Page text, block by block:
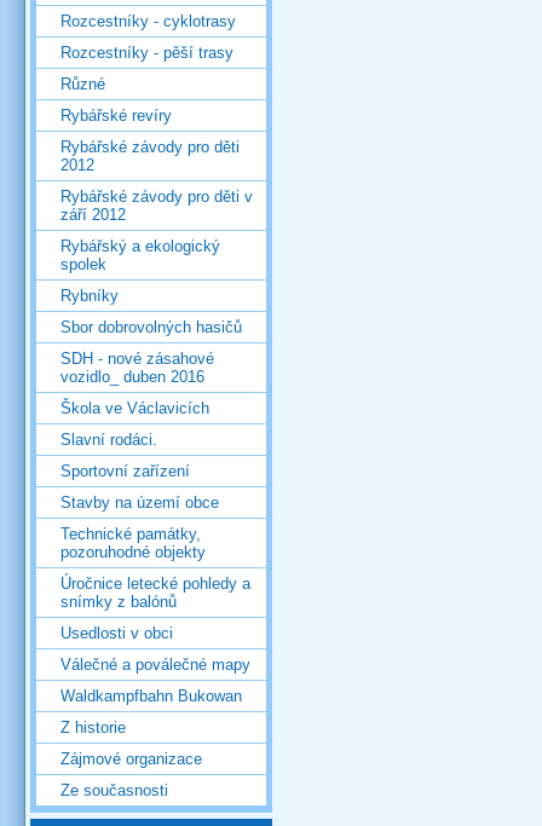
Rozcestníky - cyklotrasy
Rozcestníky - pěší trasy
Různé
Rybářské revíry
Rybářské závody pro děti
2012
Rybářské závody pro děti v
září 2012
Rybářský a ekologický
spolek
Rybníky
Sbor dobrovolných hasičů
SDH - nové zásahové
vozidlo_ duben 2016
Škola ve Václavicích
Slavní rodáci.
Sportovní zařízení
Stavby na území obce
Technické památky,
pozoruhodné objekty
Úročnice letecké pohledy a
snímky z balónů
Usedlosti v obci
Válečné a poválečné mapy
Waldkampfbahn Bukowan
Z historie
Zájmové organizace
Ze současnosti